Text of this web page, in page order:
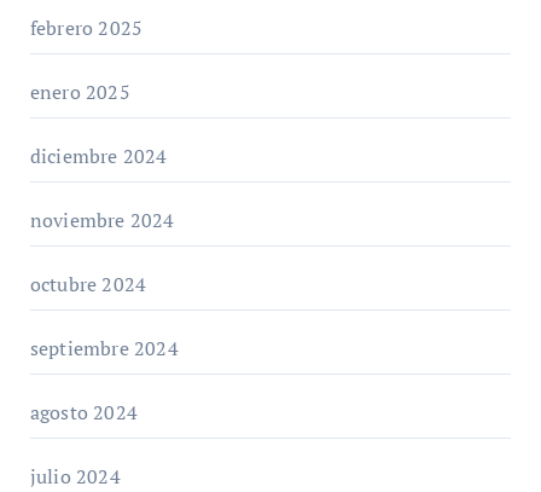
febrero 2025
enero 2025
diciembre 2024
noviembre 2024
octubre 2024
septiembre 2024
agosto 2024
julio 2024